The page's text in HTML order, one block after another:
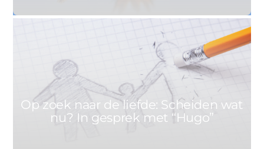
1
Op zoek naar de liefde: Scheiden wat
nu? In gesprek met “Hugo”